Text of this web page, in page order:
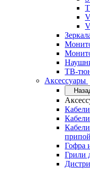
ТВ-
Аксессуары
припой
Гофра
Грили